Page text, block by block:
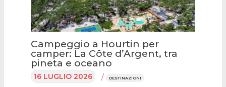
Campeggio a Hourtin per
camper: La Côte d’Argent, tra
pineta e oceano
16 LUGLIO 2026 / DESTINAZIONI